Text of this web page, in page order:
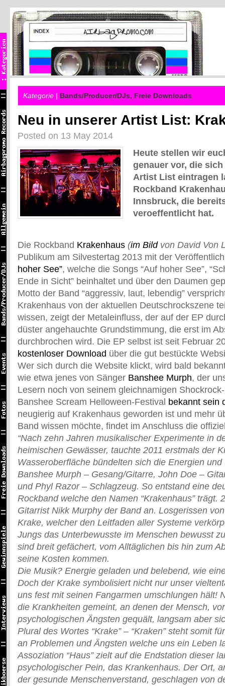
Kategorie | Bands/Producer/DJs, Freie Downloads
Neu in unserer Artist List:
Posted on 13 May 2014
Heute stellen wir
genauer vor, die
Artist List eintragen
Rockband
Innsbruck, die
veroeffentlicht hat.
Die Rockband Krakenhaus (im Bildvon David Von
Publikum am Silvestertag 2013 mit der
hoher See”, welche die Songs “Auf hoher See”,
Ende in Sicht” beinhaltet und über den Daumen
Motto der Band “aggressiv, laut, lebendig”
Krakenhaus von der aktuellen Deutschrockszene
wissen, zeigt der Metaleinfluss, der auf der EP
düster angehauchte Grundstimmung, die erst im
durchbrochen wird. Die EP selbst ist seit Februar
kostenloser Download über die gut bestückte
Wer sich durch die Website klickt, wird bald
wie etwa jenes von Sänger Banshee Murph, der
Lesern noch von seinem gleichnamigen
Banshee Scream Helloween-Festival bekannt sein
neugierig auf Krakenhaus geworden ist und mehr
Band wissen möchte, findet im Anschluss die
“Nach zehn Jahren musikalischer Experimente in
heimischen Gewässer, tauchte 2011 erstmals der
Wasseroberfläche bündelten sich die Energien
Banshee Murph – Gesang/Gitarre, John Doe –
und Phyl Razor – Schlagzeug. So entstand eine
Rockband welche den Namen “Krakenhaus” trägt.
Gitarrist Nikk Murphy der Band an. Losgerissen
Krake, welcher den Leitfaden aller Systeme
Jungs das Unterbewusste im Menschen bewusst
sind breit gefächert, vom Alltäglichen bis hin zum
seine Kosten kommen.
Die Musik? Energie geladen und belebend, wie
Doch der Krake symbolisiert nicht nur unser
uns fest mit seinen Fangarmen umschlungen hält!
die Krankheiten gemeint, an denen der Mensch,
psychologischen Ängsten gequält, langsam aber
Plural des Wortes “Krake” – “Kraken” steht somit
an Problemen und Ängsten welche uns ein Leben
Assoziation “Haus” zielt auf die Endstation dieser
psychologischer Pein, das Krankenhaus. Der Ort,
der gesunde Menschenverstand, geschlagen von